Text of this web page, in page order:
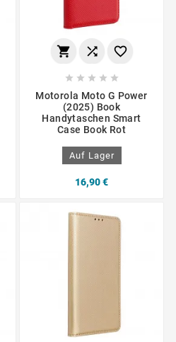
  
    
Motorola Moto G Power
(2025) Book
Handytaschen Smart
Case Book Rot
Auf Lager
16,90 €